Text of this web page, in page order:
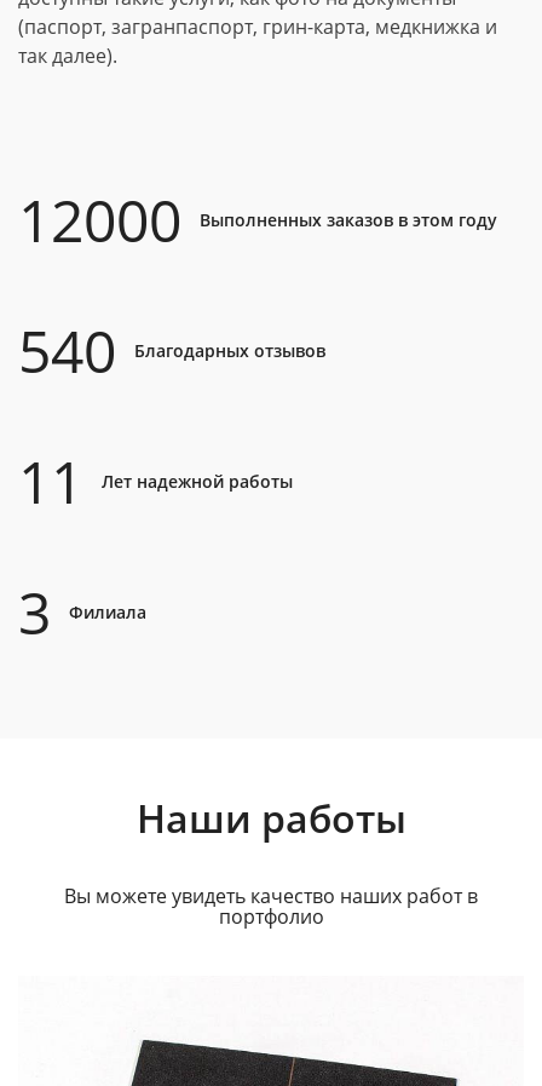
(паспорт, загранпаспорт, грин-карта, медкнижка и
так далее).
12000 Выполненных заказов в этом году
540 Благодарных отзывов
11 Лет надежной работы
3 Филиала
Наши работы
Вы можете увидеть качество наших работ в
портфолио